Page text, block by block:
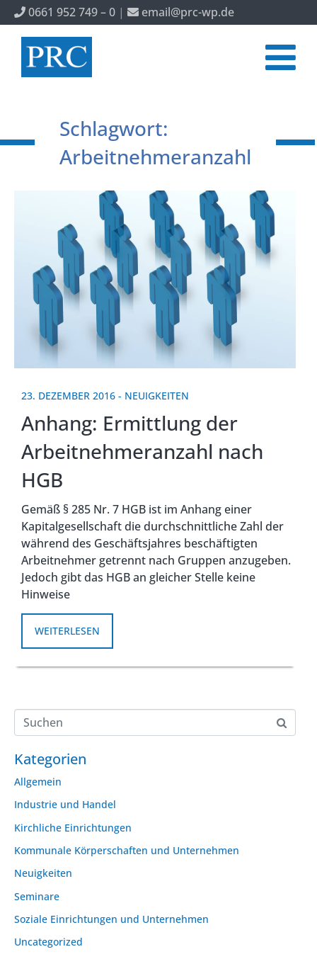
0661 952 749 – 0 | email@prc-wp.de
Schlagwort:
Arbeitnehmeranzahl
23. DEZEMBER 2016 - NEUIGKEITEN
Anhang: Ermittlung der
Arbeitnehmeranzahl nach
HGB
Gemäß § 285 Nr. 7 HGB ist im Anhang einer
Kapitalgesellschaft die durchschnittliche Zahl der
während des Geschäftsjahres beschäftigten
Arbeitnehmer getrennt nach Gruppen anzugeben.
Jedoch gibt das HGB an gleicher Stelle keine
Hinweise
WEITERLESEN
Kategorien
Allgemein
Industrie und Handel
Kirchliche Einrichtungen
Kommunale Körperschaften und Unternehmen
Neuigkeiten
Seminare
Soziale Einrichtungen und Unternehmen
Uncategorized